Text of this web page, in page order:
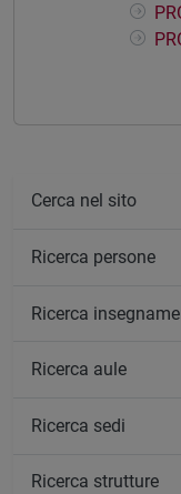
Cerca nel sito
Ricerca persone
Ricerca
Ricerca aule
Ricerca sedi
Ricerca strutture